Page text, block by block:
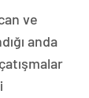
ve
anda